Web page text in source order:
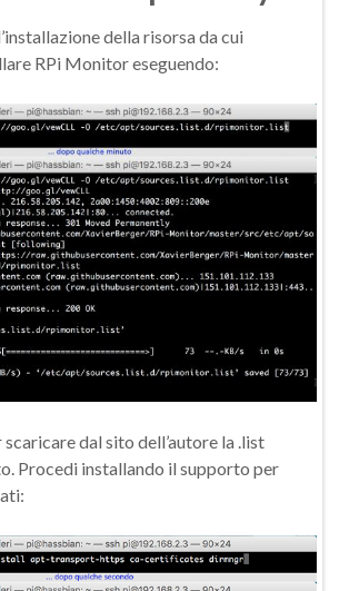
della risorsa da cui
RPi Monitor eseguendo:
dal sito dell’autore la .list
Procedi installando il supporto per